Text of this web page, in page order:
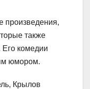
произведения,
также
Его комедии
юмором.
Крылов